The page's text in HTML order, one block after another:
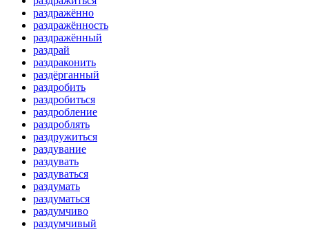
раздражённо
раздражённость
раздражённый
раздрай
раздраконить
раздёрганный
раздробить
раздробиться
раздробление
раздроблять
раздружиться
раздувание
раздувать
раздуваться
раздумать
раздуматься
раздумчиво
раздумчивый